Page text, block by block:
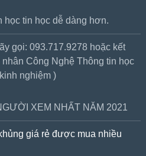
học tin học dễ dàng hơn.
gọi: 093.717.9278 hoặc kết
Công Nghệ Thông tin học
nghiệm )
XEM NHẤT NĂM 2021
giá rẻ được mua nhiều